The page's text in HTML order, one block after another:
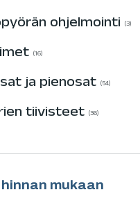
ohjelmointi 3
16
ja pienosat 54
tiivisteet 36
mukaan